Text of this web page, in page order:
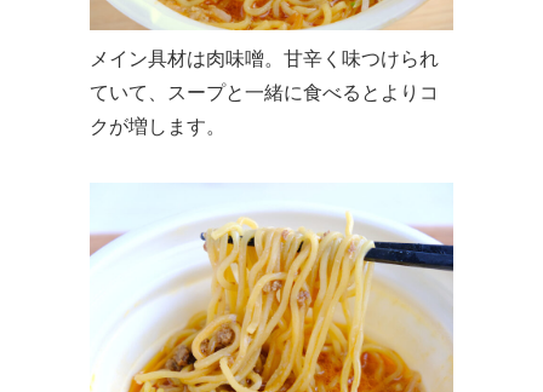
メイン具材は肉味噌。甘辛く味つけられ
ていて、スープと一緒に食べるとよりコ
クが増します。